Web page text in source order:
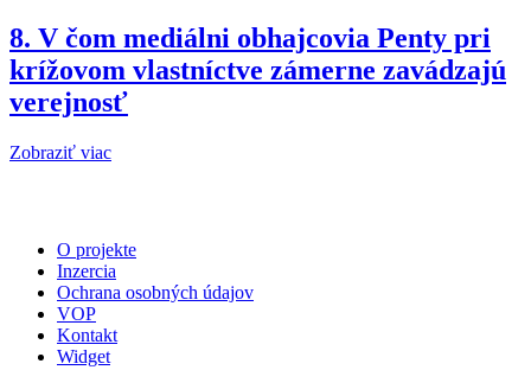
8. V čom mediálni obhajcovia Penty pri
krížovom vlastníctve zámerne zavádzajú
verejnosť
Zobraziť viac
O projekte
Inzercia
Ochrana osobných údajov
VOP
Kontakt
Widget